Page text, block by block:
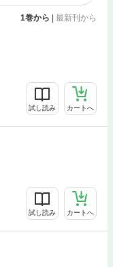
1巻から | 最新刊から
試し読み カートへ
試し読み カートへ